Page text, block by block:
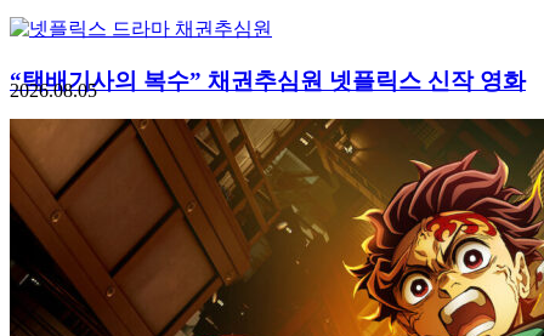
“택배기사의 복수” 채권추심원 넷플릭스 신작 영화
2026.08.05